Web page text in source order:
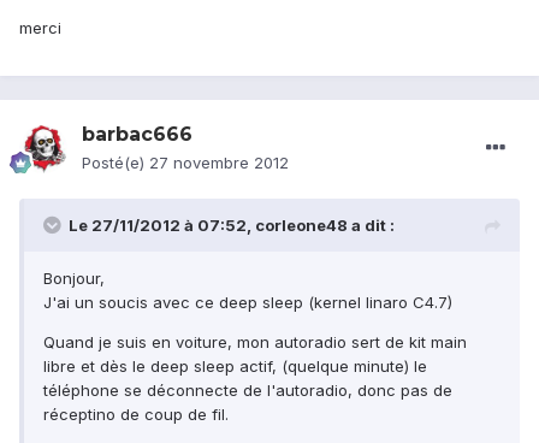
merci
barbac666
Posté(e) 27 novembre 2012
Le 27/11/2012 à 07:52, corleone48 a dit :
Bonjour,
J'ai un soucis avec ce deep sleep (kernel linaro C4.7)
Quand je suis en voiture, mon autoradio sert de kit main
libre et dès le deep sleep actif, (quelque minute) le
téléphone se déconnecte de l'autoradio, donc pas de
réceptino de coup de fil.